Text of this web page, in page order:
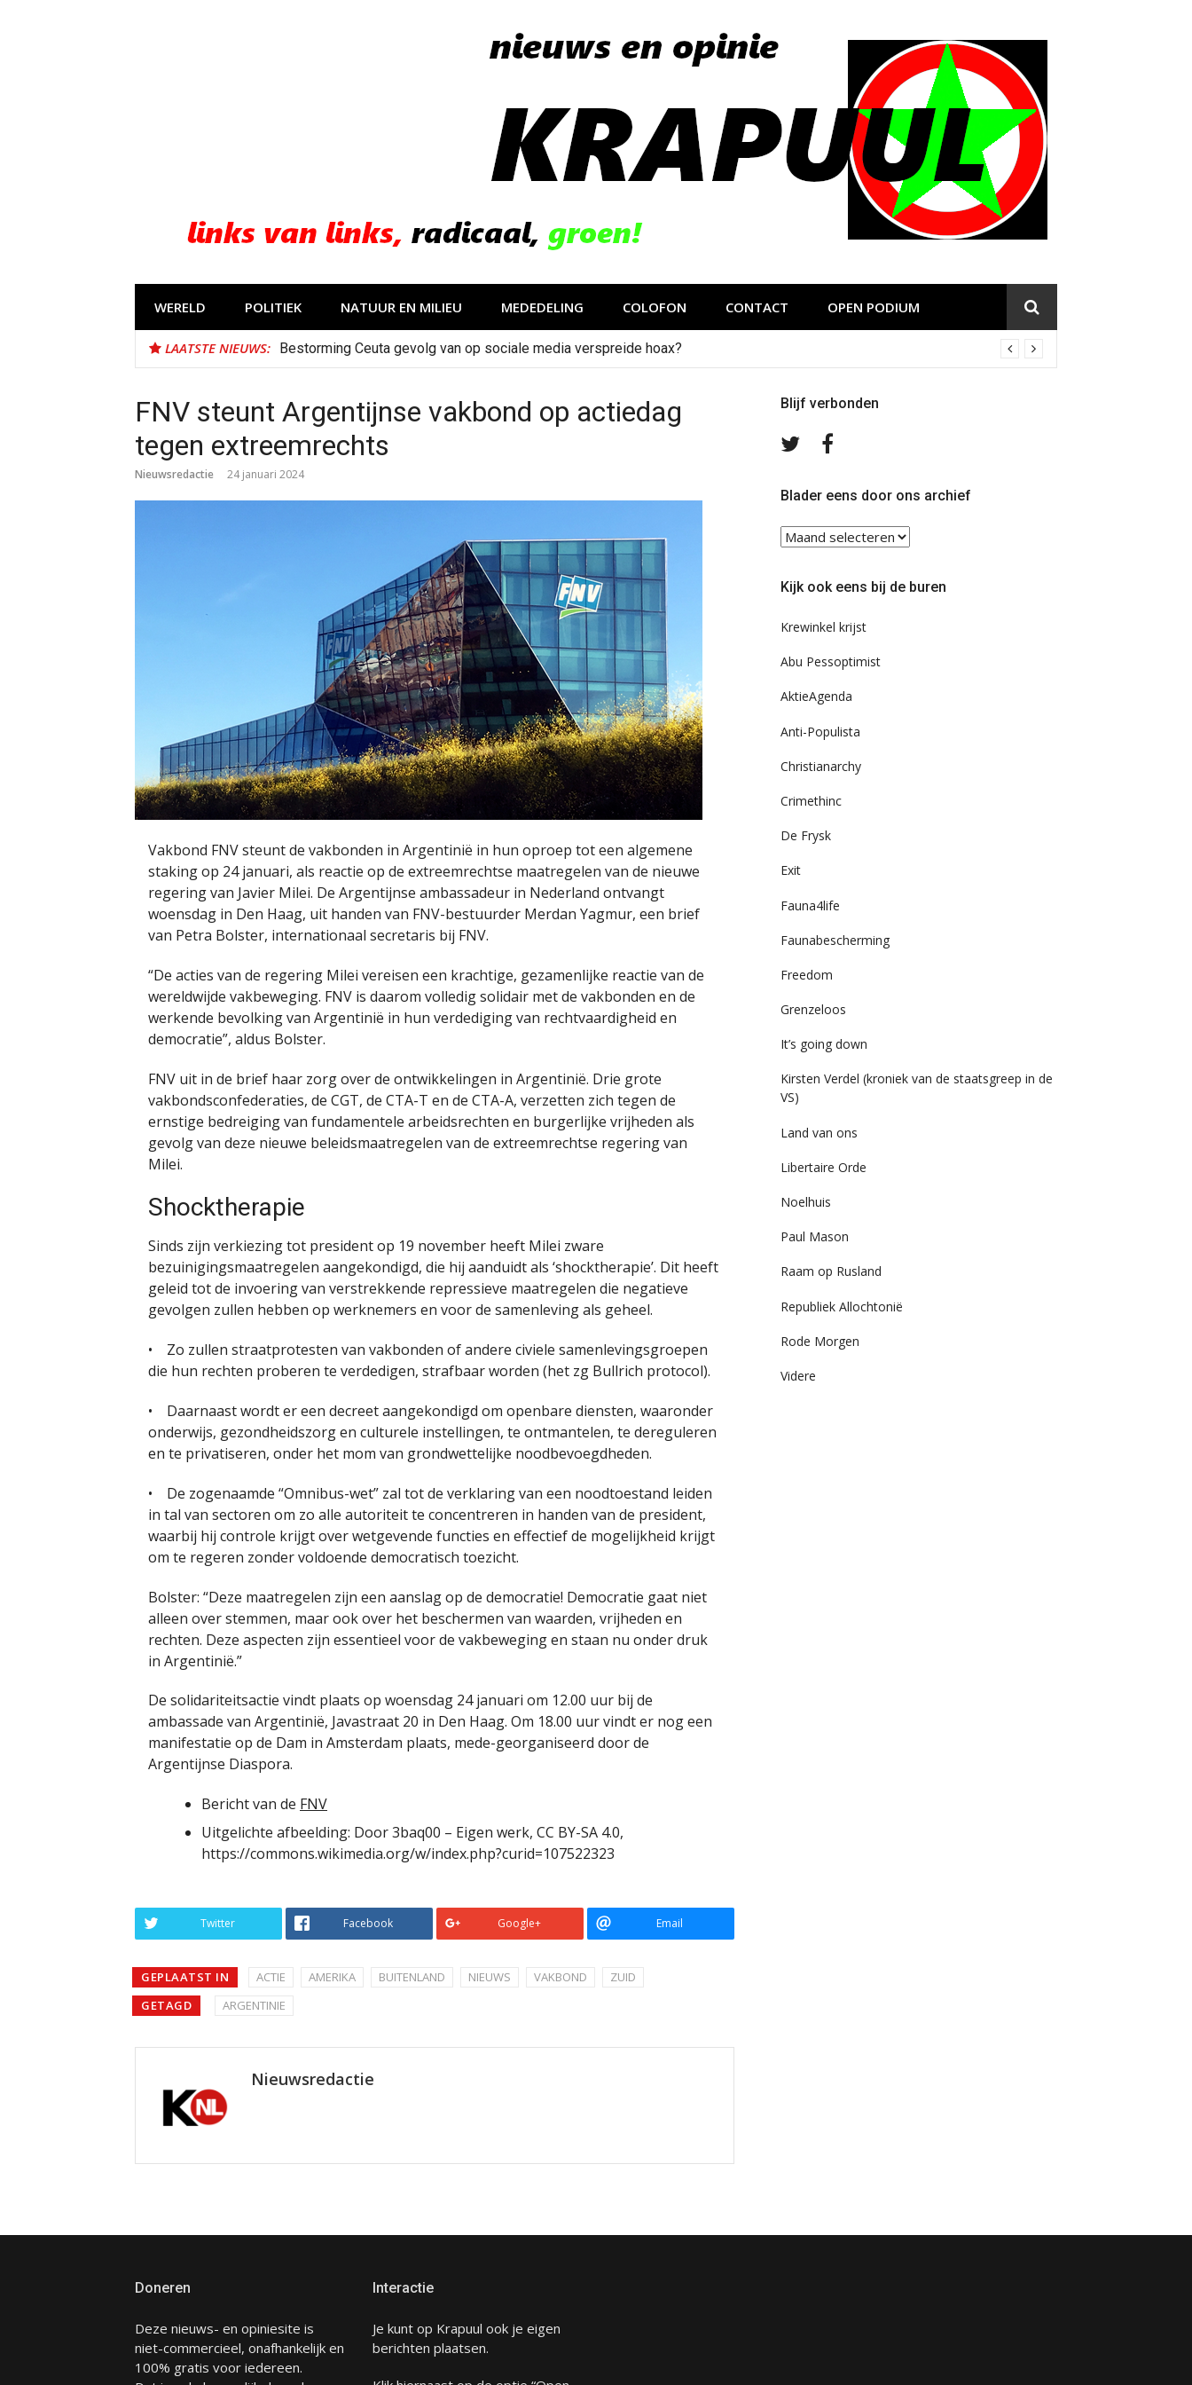
WERELD POLITIEK NATUUR EN MILIEU MEDEDELING COLOFON CONTACT OPEN PODIUM
LAATSTE NIEUWS: Bestorming Ceuta gevolg van op sociale media verspreide hoax?
FNV steunt Argentijnse vakbond op actiedag
tegen extreemrechts
Nieuwsredactie 24 januari 2024
Vakbond FNV steunt de vakbonden in Argentinië in hun oproep tot een algemene
staking op 24 januari, als reactie op de extreemrechtse maatregelen van de nieuwe
regering van Javier Milei. De Argentijnse ambassadeur in Nederland ontvangt
woensdag in Den Haag, uit handen van FNV-bestuurder Merdan Yagmur, een brief
van Petra Bolster, internationaal secretaris bij FNV.
“De acties van de regering Milei vereisen een krachtige, gezamenlijke reactie van de
wereldwijde vakbeweging. FNV is daarom volledig solidair met de vakbonden en de
werkende bevolking van Argentinië in hun verdediging van rechtvaardigheid en
democratie”, aldus Bolster.
FNV uit in de brief haar zorg over de ontwikkelingen in Argentinië. Drie grote
vakbondsconfederaties, de CGT, de CTA-T en de CTA-A, verzetten zich tegen de
ernstige bedreiging van fundamentele arbeidsrechten en burgerlijke vrijheden als
gevolg van deze nieuwe beleidsmaatregelen van de extreemrechtse regering van
Milei.
Shocktherapie
Sinds zijn verkiezing tot president op 19 november heeft Milei zware
bezuinigingsmaatregelen aangekondigd, die hij aanduidt als ‘shocktherapie’. Dit heeft
geleid tot de invoering van verstrekkende repressieve maatregelen die negatieve
gevolgen zullen hebben op werknemers en voor de samenleving als geheel.
• Zo zullen straatprotesten van vakbonden of andere civiele samenlevingsgroepen
die hun rechten proberen te verdedigen, strafbaar worden (het zg Bullrich protocol).
• Daarnaast wordt er een decreet aangekondigd om openbare diensten, waaronder
onderwijs, gezondheidszorg en culturele instellingen, te ontmantelen, te dereguleren
en te privatiseren, onder het mom van grondwettelijke noodbevoegdheden.
• De zogenaamde “Omnibus-wet” zal tot de verklaring van een noodtoestand leiden
in tal van sectoren om zo alle autoriteit te concentreren in handen van de president,
waarbij hij controle krijgt over wetgevende functies en effectief de mogelijkheid krijgt
om te regeren zonder voldoende democratisch toezicht.
Bolster: “Deze maatregelen zijn een aanslag op de democratie! Democratie gaat niet
alleen over stemmen, maar ook over het beschermen van waarden, vrijheden en
rechten. Deze aspecten zijn essentieel voor de vakbeweging en staan nu onder druk
in Argentinië.”
De solidariteitsactie vindt plaats op woensdag 24 januari om 12.00 uur bij de
ambassade van Argentinië, Javastraat 20 in Den Haag. Om 18.00 uur vindt er nog een
manifestatie op de Dam in Amsterdam plaats, mede-georganiseerd door de
Argentijnse Diaspora.
Bericht van de FNV
Uitgelichte afbeelding: Door 3baq00 – Eigen werk, CC BY-SA 4.0,
https://commons.wikimedia.org/w/index.php?curid=107522323
Twitter Facebook Google+ Email
GEPLAATST IN ACTIE AMERIKA BUITENLAND NIEUWS VAKBOND
ZUID
GETAGD
ARGENTINIE
Nieuwsredactie
Blijf verbonden
Volg
TwitterFacebook
Blader eens door ons archief
Blader
eens
ons
Kijk ook eens bij de buren
Krewinkel krijst
Abu Pessoptimist
AktieAgenda
Anti-Populista
Christianarchy
Crimethinc
De Frysk
Exit
Fauna4life
Faunabescherming
Freedom
Grenzeloos
It’s going down
Kirsten Verdel (kroniek van de staatsgreep in de
VS)
Land van ons
Libertaire Orde
Noelhuis
Paul Mason
Raam op Rusland
Republiek Allochtonië
Rode Morgen
Videre
Doneren
Deze nieuws- en opiniesite is
niet-commercieel, onafhankelijk en
100% gratis voor iedereen.
Interactie
Je kunt op Krapuul ook je eigen
berichten plaatsen.